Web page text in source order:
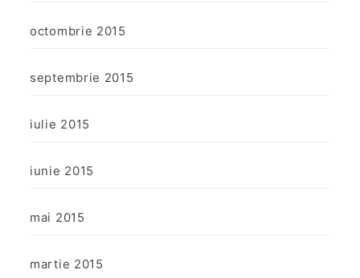
octombrie 2015
septembrie 2015
iulie 2015
iunie 2015
mai 2015
martie 2015